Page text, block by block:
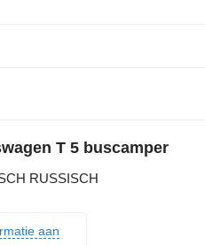
T 5 buscamper
RUSSISCH
aan